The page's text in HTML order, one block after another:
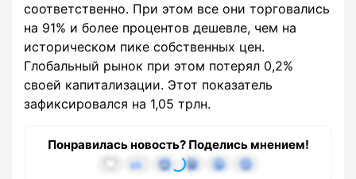
соответственно. При этом все они торговались
на 91% и более процентов дешевле, чем на
историческом пике собственных цен.
Глобальный рынок при этом потерял 0,2%
своей капитализации. Этот показатель
зафиксировался на 1,05 трлн.
Понравилась новость? Поделись мнением!